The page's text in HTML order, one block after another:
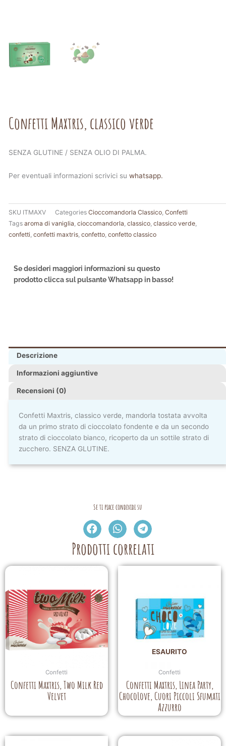
Confetti Maxtris, classico verde
SENZA GLUTINE / SENZA OLIO DI PALMA.
Per eventuali informazioni scrivici su whatsapp.
SKU ITMAXV Categories Cioccomandorla Classico Confetti
Tags aroma di vaniglia cioccomandorla classico classico verde
confetti confetti maxtris confetto confetto classico
Se desideri maggiori informazioni su questo
prodotto clicca sul pulsante Whatsapp in basso!
Descrizione
Informazioni aggiuntive
Recensioni (0)
Confetti Maxtris, classico verde, mandorla tostata avvolta
da un primo strato di cioccolato fondente e da un secondo
strato di cioccolato bianco, ricoperto da un sottile strato di
zucchero. SENZA GLUTINE.
Se ti piace condividi su
Prodotti correlati
Confetti
Confetti Maxtris, Two Milk Red
Velvet
ESAURITO
Confetti
Confetti Maxtris, Linea Party,
ChocoLove, Cuori Piccoli Sfumati
Azzurro